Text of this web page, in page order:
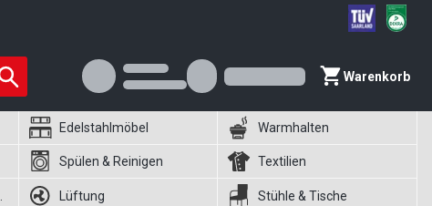
Warenkorb
Edelstahlmöbel Warmhalten
Spülen & Reinigen Textilien
Lüftung Stühle & Tische